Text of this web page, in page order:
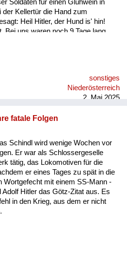
Soldaten für einen Glühwein in
der Kellertür die Hand zum
Heil Hitler, der Hund is' hin!
Bei uns waren noch 9 Tage lang
sonstiges
Niederösterreich
2. Mai 2025
fatale Folgen
Schindl wird wenige Wochen vor
Er war als Schlossergeselle
tätig, das Lokomotiven für die
er eines Tages zu spät in die
Wortgefecht mit einem SS-Mann -
Adolf Hitler das Götz-Zitat aus. Es
in den Krieg, aus dem er nicht